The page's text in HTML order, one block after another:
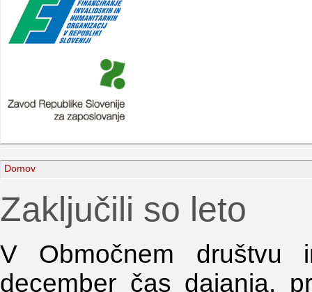
Domov
Zaključili so leto
V Območnem društvu
december čas dajanja,